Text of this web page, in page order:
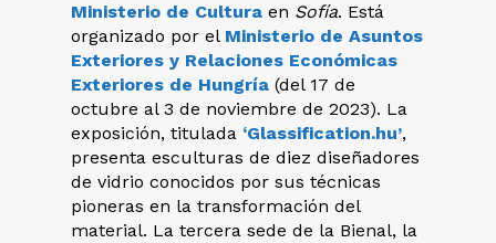
Ministerio de Cultura en Sofía. Está
organizado por el Ministerio de Asuntos
Exteriores y Relaciones Económicas
Exteriores de Hungría (del 17 de
octubre al 3 de noviembre de 2023). La
exposición, titulada ‘Glassification.hu’,
presenta esculturas de diez diseñadores
de vidrio conocidos por sus técnicas
pioneras en la transformación del
material. La tercera sede de la Bienal, la